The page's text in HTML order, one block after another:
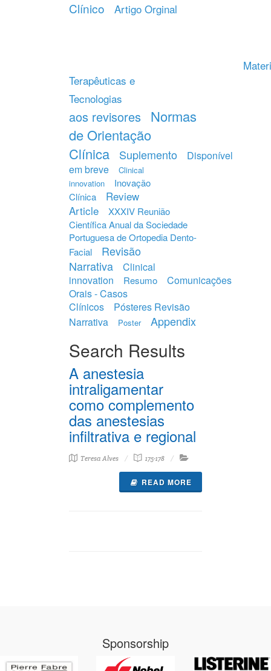
Clínico
Artigo Orginal
Terapêuticas e
Tecnologias
aos revisores Normas
de Orientação
Clínica
Suplemento
Disponível
em breve
Clinical
innovation
Inovação
Clínica
Review
Article
XXXIV Reunião
Científica Anual da Sociedade
Portuguesa de Ortopedia Dento-
Facial
Revisão
Narrativa
Clinical
innovation
Resumo
Comunicações
Orais - Casos
Clínicos
Pósteres Revisão
Narrativa
Poster Appendix
Search Results
A anestesia
intraligamentar
como complemento
das anestesias
infiltrativa e regional
Teresa Alves 175-178
READ MORE
Sponsorship